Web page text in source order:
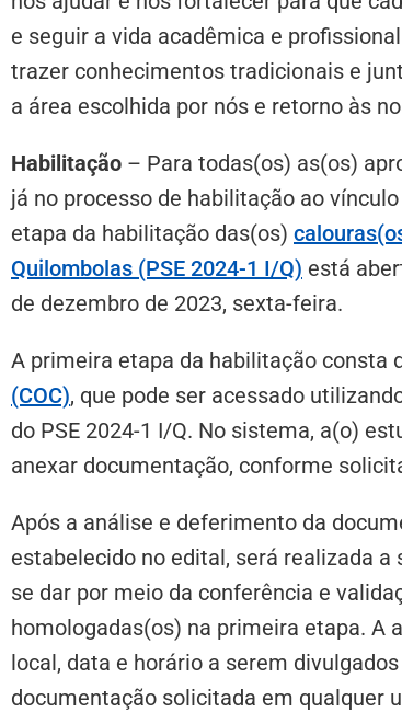
e seguir a vida acadêmica e
trazer conhecimentos tradicionais e
a área escolhida por nós e retorno às
Habilitação – Para todas(os) as(os)
já no processo de habilitação ao
etapa da habilitação das(os)
Quilombolas (PSE 2024-1 I/Q) está
de dezembro de 2023, sexta-feira.
A primeira etapa da habilitação consta
(COC), que pode ser acessado
do PSE 2024-1 I/Q. No sistema, a(o)
anexar documentação, conforme
Após a análise e deferimento da
estabelecido no edital, será realizada a
se dar por meio da conferência e
homologadas(os) na primeira etapa. A
local, data e horário a serem divulgados
documentação solicitada em qualquer